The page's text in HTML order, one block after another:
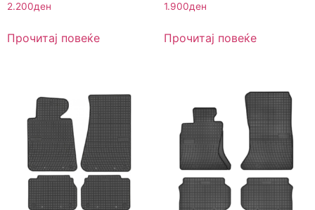
2.200ден
Прочитај повеќе
1.900ден
Прочитај повеќе